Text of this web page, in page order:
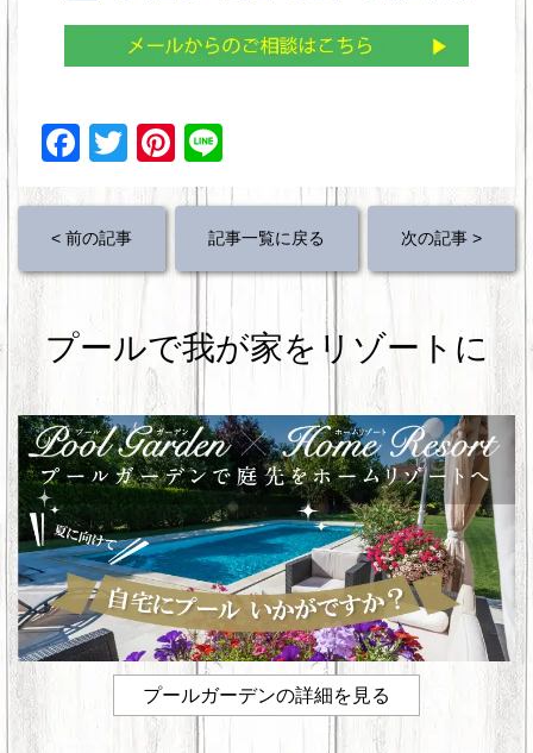
F
c
e
o
k
T
wi
tt
er
Pi
nt
er
e
n
e
< 前の記事 記事一覧に戻る 次の記事 >
プールで我が家をリゾートに
プールガーデンの詳細を見る